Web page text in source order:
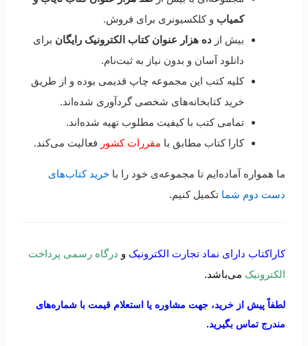
کمیاب و کلکسیونری برای فروش.
بیش از ده هزار عنوان کتاب الکترونیک رایگان برای
دانلود آسان و بدون نیاز به ثبت‌نام.
کلیه کتب این مجموعه چاپ قدیمی بوده و از طریق
خرید کتابخانه‌های شخصی گردآوری شده‌اند.
تمامی کتب با کیفیت مطلوب تهیه شده‌اند.
کارا کتاب مطابق با مقررات کشور فعالیت می‌کند.
ما همواره آماده‌ایم تا مجموعه‌ی خود را با خرید کتاب‌های
دست دوم شما تکمیل کنیم.
کاراکتاب دارای نماد تجارت الکترونیک و درگاه رسمی پرداخت
الکترونیک می‌باشد.
لطفاً پیش از خرید، جهت مشاوره یا استعلام قیمت با شماره‌های
مندرج تماس بگیرید.